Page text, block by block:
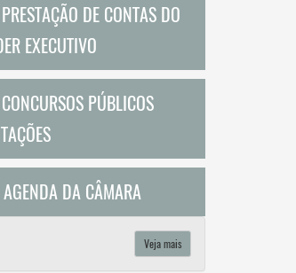
PRESTAÇÃO DE CONTAS DO
EXECUTIVO
CONCURSOS PÚBLICOS
AGENDA DA CÂMARA
Veja mais